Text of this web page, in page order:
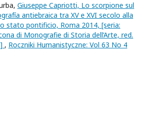
Giuseppe Capriotti, Lo scorpione sul
antiebraica tra XV e XVI secolo alla
stato pontificio, Roma 2014, [seria:
di Monografie di Storia dell’Arte, red.
, Roczniki Humanistyczne: Vol 63 No 4